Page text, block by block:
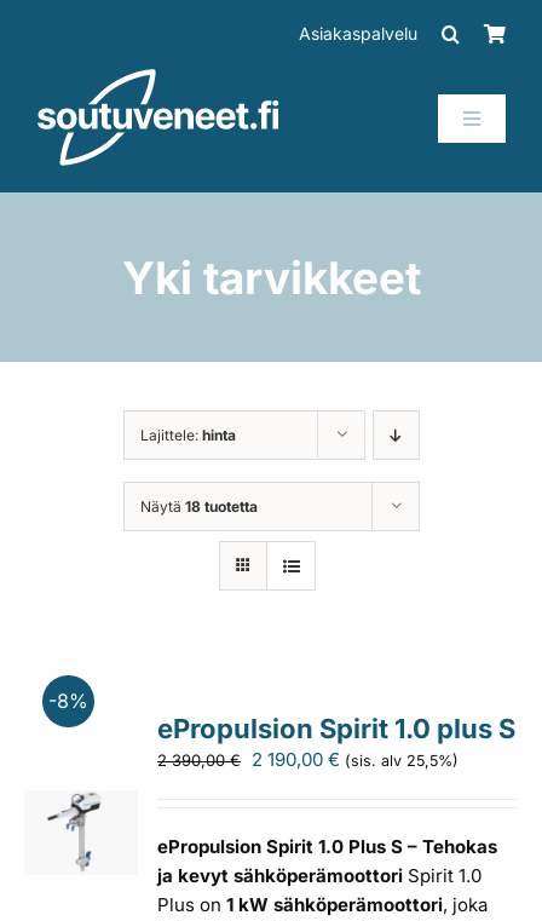
Asiakaspalvelu
Toggle
Perämoottorit
Asiakaskokemuksia
Yki tarvikkeet
Lajittele: hinta
Näytä 18 tuotetta
-8%
ePropulsion Spirit 1.0 plus S
2 390,00€
Alkuperäinen
2
390,00 €.
2 190,00€ Nykyinen
2
190,00 €.
(sis. alv 25,5%)
ePropulsion Spirit 1.0 Plus S – Tehokas
ja kevyt sähköperämoottori Spirit 1.0
Plus on1 kW sähköperämoottori, joka